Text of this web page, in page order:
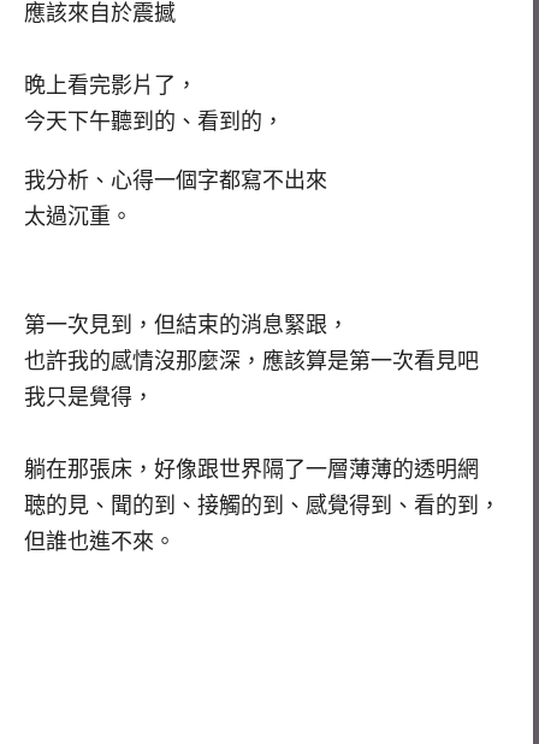
應該來自於震撼
晚上看完影片了，
今天下午聽到的、看到的，
我分析、心得一個字都寫不出來
太過沉重。
第一次見到，但結束的消息緊跟，
也許我的感情沒那麼深，應該算是第一次看見吧
我只是覺得，
躺在那張床，好像跟世界隔了一層薄薄的透明網
聴的見、聞的到、接觸的到、感覺得到、看的到，
但誰也進不來。